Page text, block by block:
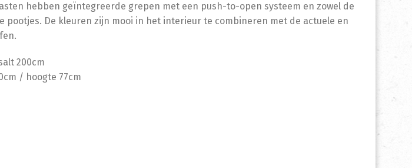
hebben geïntegreerde grepen met een push-to-open systeem en zowel de
pootjes. De kleuren zijn mooi in het interieur te combineren met de actuele en
200cm
/ hoogte 77cm